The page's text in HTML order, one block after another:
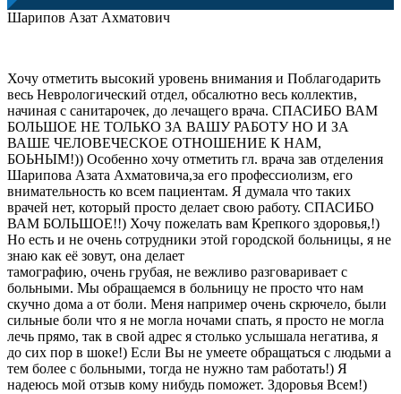
Шарипов Азат Ахматович
Хочу отметить высокий уровень внимания и Поблагодарить
весь Неврологический отдел, обсалютно весь коллектив,
начиная с санитарочек, до лечащего врача. СПАСИБО ВАМ
БОЛЬШОЕ НЕ ТОЛЬКО ЗА ВАШУ РАБОТУ НО И ЗА
ВАШЕ ЧЕЛОВЕЧЕСКОЕ ОТНОШЕНИЕ К НАМ,
БОЬНЫМ!)) Особенно хочу отметить гл. врача зав отделения
Шарипова Азата Ахматовича,за его профессиолизм, его
внимательность ко всем пациентам. Я думала что таких
врачей нет, который просто делает свою работу. СПАСИБО
ВАМ БОЛЬШОЕ!!) Хочу пожелать вам Крепкого здоровья,!)
Но есть и не очень сотрудники этой городской больницы, я не
знаю как её зовут, она делает
тамографию, очень грубая, не вежливо разговаривает с
больными. Мы обращаемся в больницу не просто что нам
скучно дома а от боли. Меня например очень скрючело, были
сильные боли что я не могла ночами спать, я просто не могла
лечь прямо, так в свой адрес я столько услышала негатива, я
до сих пор в шоке!) Если Вы не умеете обращаться с людьми а
тем более с больными, тогда не нужно там работать!) Я
надеюсь мой отзыв кому нибудь поможет. Здоровья Всем!)